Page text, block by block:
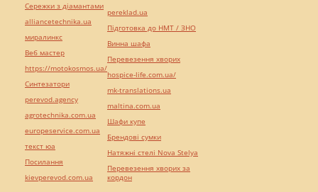
Сережки з діамантами
alliancetechnika.ua
миралинкс
Веб мастер
https://motokosmos.ua/
Синтезатори
perevod.agency
agrotechnika.com.ua
europeservice.com.ua
текст юа
Посилання
kievperevod.com.ua
pereklad.ua
Підготовка до НМТ / ЗНО
Винна шафа
Перевезення хворих
hospice-life.com.ua/
mk-translations.ua
maltina.com.ua
Шафи купе
Брендові сумки
Натяжні стелі Nova Stelya
Перевезення хворих за
кордон